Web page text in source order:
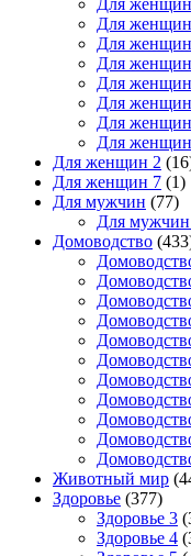
Для
Для
Для
Для
Для
Для
Для
Для
Для женщин 2
Для женщин 7 (1)
Для мужчин (77)
Для мужчин
Домоводство
Животный мир
Здоровье (377)
Здоровье 3
Здоровье 4